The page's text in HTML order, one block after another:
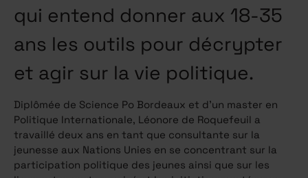
qui entend donner aux 18-35
ans les outils pour décrypter
et agir sur la vie politique.
Diplômée de Science Po Bordeaux et d’un master en
Politique Internationale, Léonore de Roquefeuil a
travaillé deux ans en tant que consultante sur la
jeunesse aux Nations Unies en se concentrant sur la
participation politique des jeunes ainsi que sur les